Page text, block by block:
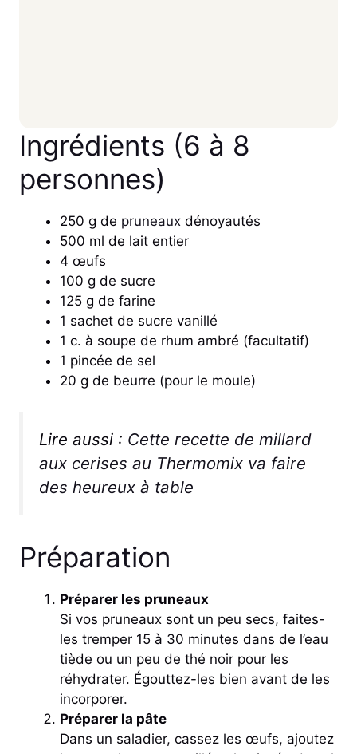
Ingrédients (6 à 8
personnes)
250 g de pruneaux dénoyautés
500 ml de lait entier
4 œufs
100 g de sucre
125 g de farine
1 sachet de sucre vanillé
1 c. à soupe de rhum ambré (facultatif)
1 pincée de sel
20 g de beurre (pour le moule)
Lire aussi : Cette recette de millard
aux cerises au Thermomix va faire
des heureux à table
Préparation
Préparer les pruneaux
Si vos pruneaux sont un peu secs, faites-
les tremper 15 à 30 minutes dans de l’eau
tiède ou un peu de thé noir pour les
réhydrater. Égouttez-les bien avant de les
incorporer.
Préparer la pâte
Dans un saladier, cassez les œufs, ajoutez